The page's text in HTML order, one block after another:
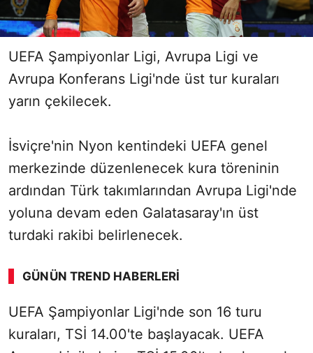
UEFA Şampiyonlar Ligi, Avrupa Ligi ve
Avrupa Konferans Ligi'nde üst tur kuraları
yarın çekilecek.
İsviçre'nin Nyon kentindeki UEFA genel
merkezinde düzenlenecek kura töreninin
ardından Türk takımlarından Avrupa Ligi'nde
yoluna devam eden Galatasaray'ın üst
turdaki rakibi belirlenecek.
GÜNÜN TREND HABERLERI
UEFA Şampiyonlar Ligi'nde son 16 turu
kuraları, TSİ 14.00'te başlayacak. UEFA